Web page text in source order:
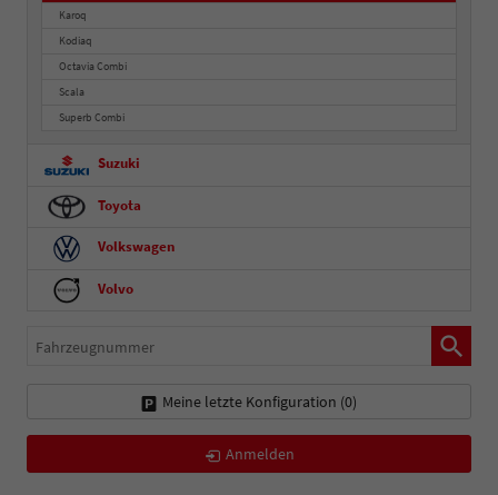
Karoq
Kodiaq
Octavia Combi
Scala
Superb Combi
Suzuki
Toyota
Volkswagen
Volvo
Fahrzeugnummer
Meine letzte Konfiguration (0)
Anmelden